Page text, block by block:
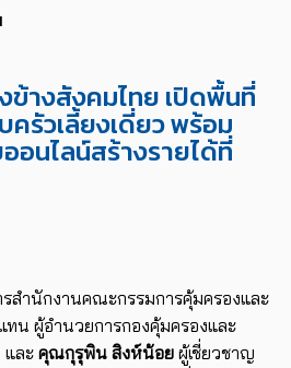
ข้างสังคมไทย เปิดพื้นที่
รัวเลี้ยงเดี่ยว พร้อม
อนไลน์สร้างรายได้ที่
สำนักงานคณะกรรมการคุ้มครองและ
น ผู้อำนวยการกองคุ้มครองและ
ละ คุณกุรุพิน สิงห์น้อย ผู้เชี่ยวชาญ